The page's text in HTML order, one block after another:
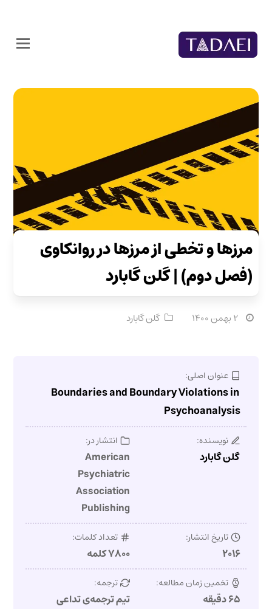
مرزها و تخطی از مرزها در روانکاوی
(فصل دوم) | گلن گابارد
۲ بهمن ۱۴۰۰ گلن گابارد
عنوان اصلی:
Boundaries and Boundary Violations in
Psychoanalysis
نویسنده:
گلن گابارد
انتشار در:
American
Psychiatric
Association
Publishing
تاریخ انتشار:
۲۰۱۶
تعداد کلمات:
۷۸۰۰ کلمه
تخمین زمان مطالعه:
۶۵ دقیقه
ترجمه:
تیم ترجمه‌ی تداعی